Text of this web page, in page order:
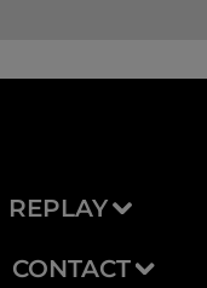
REPLAY
CONTACT